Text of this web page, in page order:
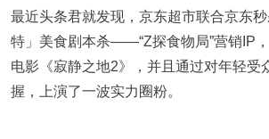
最近头条君就发现，京东超市联合京东
特」美食剧本杀——“Z探食物局”营销IP
电影《寂静之地2》，并且通过对年轻受
握，上演了一波实力圈粉。